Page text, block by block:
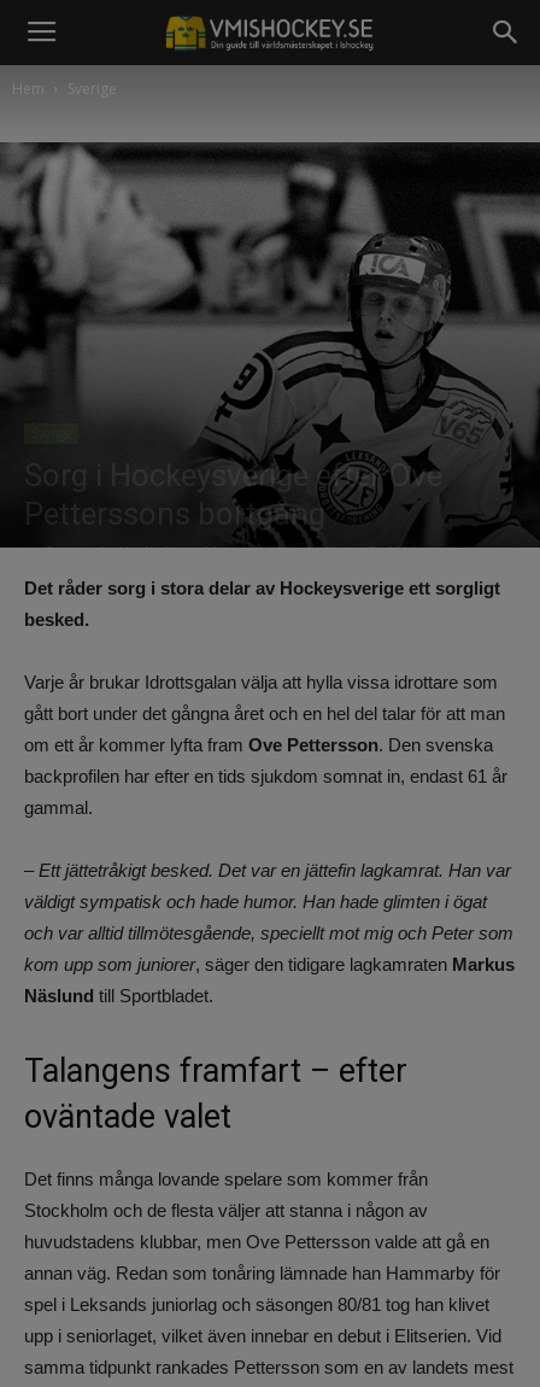
Hem Sverige
Sorg i Hockeysverige efter Ove
Petterssons bortgång
Av Benjamin Lindkvist - 24 januari 2024, 14:10 1026 0
Det råder sorg i stora delar av Hockeysverige ett sorgligt
besked.
Varje år brukar Idrottsgalan välja att hylla vissa idrottare som
gått bort under det gångna året och en hel del talar för att man
om ett år kommer lyfta fram Ove Pettersson. Den svenska
backprofilen har efter en tids sjukdom somnat in, endast 61 år
gammal.
– Ett jättetråkigt besked. Det var en jättefin lagkamrat. Han var
väldigt sympatisk och hade humor. Han hade glimten i ögat
och var alltid tillmötesgående, speciellt mot mig och Peter som
kom upp som juniorer, säger den tidigare lagkamraten Markus
Näslund till Sportbladet.
Talangens framfart – efter
oväntade valet
Det finns många lovande spelare som kommer från
Stockholm och de flesta väljer att stanna i någon av
huvudstadens klubbar, men Ove Pettersson valde att gå en
annan väg. Redan som tonåring lämnade han Hammarby för
spel i Leksands juniorlag och säsongen 80/81 tog han klivet
upp i seniorlaget, vilket även innebar en debut i Elitserien. Vid
samma tidpunkt rankades Pettersson som en av landets mest